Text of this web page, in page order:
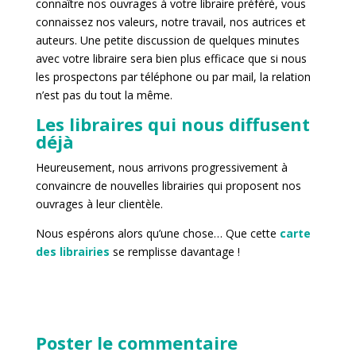
connaître nos ouvrages à votre libraire préféré, vous
connaissez nos valeurs, notre travail, nos autrices et
auteurs. Une petite discussion de quelques minutes
avec votre libraire sera bien plus efficace que si nous
les prospectons par téléphone ou par mail, la relation
n’est pas du tout la même.
Les libraires qui nous diffusent
déjà
Heureusement, nous arrivons progressivement à
convaincre de nouvelles librairies qui proposent nos
ouvrages à leur clientèle.
Nous espérons alors qu’une chose… Que cette carte
des librairies se remplisse davantage !
Poster le commentaire